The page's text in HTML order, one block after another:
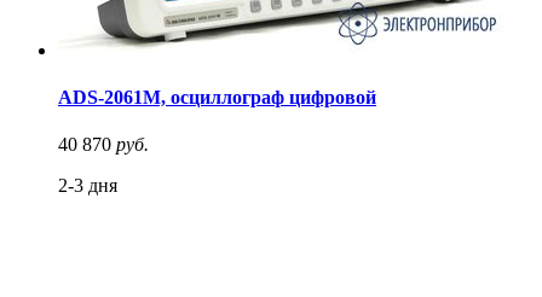
ADS-2061M, осциллограф цифровой
40 870 руб.
2-3 дня